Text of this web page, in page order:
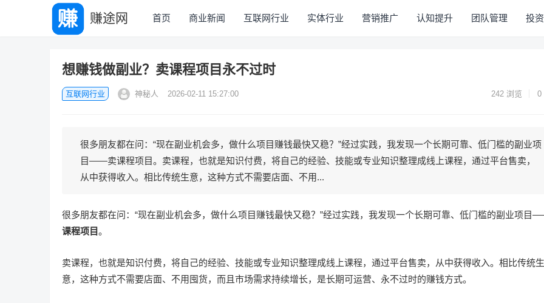
赚途网 首页 商业新闻 互联网行业 实体行业 营销推广 认知提升 团队管理 投
想赚钱做副业？卖课程项目永不过时
互联网行业 神秘人 2026-02-11 15:27:00 242 浏览 0
很多朋友都在问：“现在副业机会多，做什么项目赚钱最快又稳？”经过实践，我发现一个长期可靠、低门槛的副业项
目——卖课程项目。卖课程，也就是知识付费，将自己的经验、技能或专业知识整理成线上课程，通过平台售卖，
从中获得收入。相比传统生意，这种方式不需要店面、不用...
很多朋友都在问：“现在副业机会多，做什么项目赚钱最快又稳？”经过实践，我发现一个长期可靠、低门槛的副业项目
课程项目。
卖课程，也就是知识付费，将自己的经验、技能或专业知识整理成线上课程，通过平台售卖，从中获得收入。相比传统生
意，这种方式不需要店面、不用囤货，而且市场需求持续增长，是长期可运营、永不过时的赚钱方式。